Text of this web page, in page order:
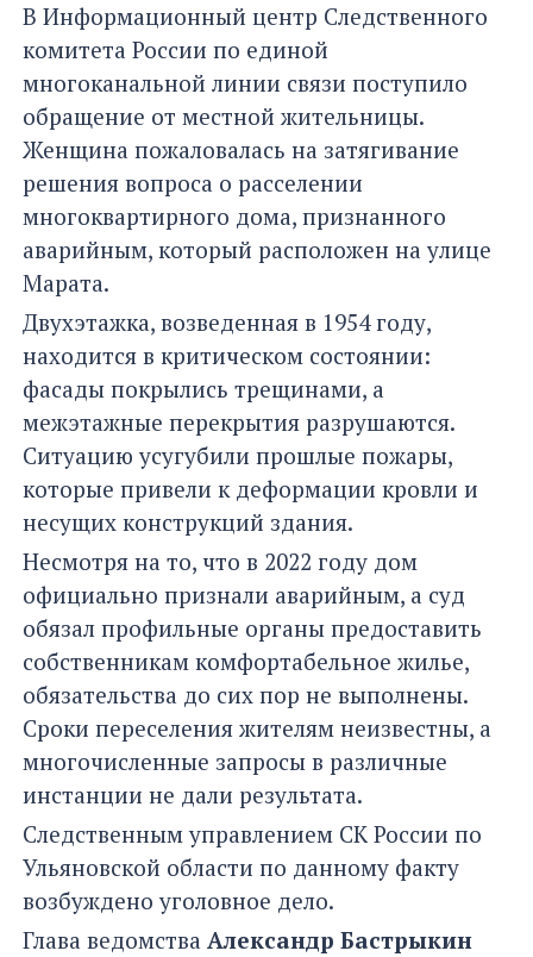
В Информационный центр Следственного
комитета России по единой
многоканальной линии связи поступило
обращение от местной жительницы.
Женщина пожаловалась на затягивание
решения вопроса о расселении
многоквартирного дома, признанного
аварийным, который расположен на улице
Марата.
Двухэтажка, возведенная в 1954 году,
находится в критическом состоянии:
фасады покрылись трещинами, а
межэтажные перекрытия разрушаются.
Ситуацию усугубили прошлые пожары,
которые привели к деформации кровли и
несущих конструкций здания.
Несмотря на то, что в 2022 году дом
официально признали аварийным, а суд
обязал профильные органы предоставить
собственникам комфортабельное жилье,
обязательства до сих пор не выполнены.
Сроки переселения жителям неизвестны, а
многочисленные запросы в различные
инстанции не дали результата.
Следственным управлением СК России по
Ульяновской области по данному факту
возбуждено уголовное дело.
Глава ведомства Александр Бастрыкин